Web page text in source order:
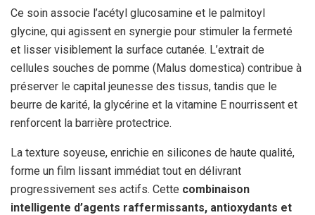
Ce soin associe l’acétyl glucosamine et le palmitoyl
glycine, qui agissent en synergie pour stimuler la fermeté
et lisser visiblement la surface cutanée. L’extrait de
cellules souches de pomme (Malus domestica) contribue à
préserver le capital jeunesse des tissus, tandis que le
beurre de karité, la glycérine et la vitamine E nourrissent et
renforcent la barrière protectrice.
La texture soyeuse, enrichie en silicones de haute qualité,
forme un film lissant immédiat tout en délivrant
progressivement ses actifs. Cette combinaison
intelligente d’agents raffermissants, antioxydants et